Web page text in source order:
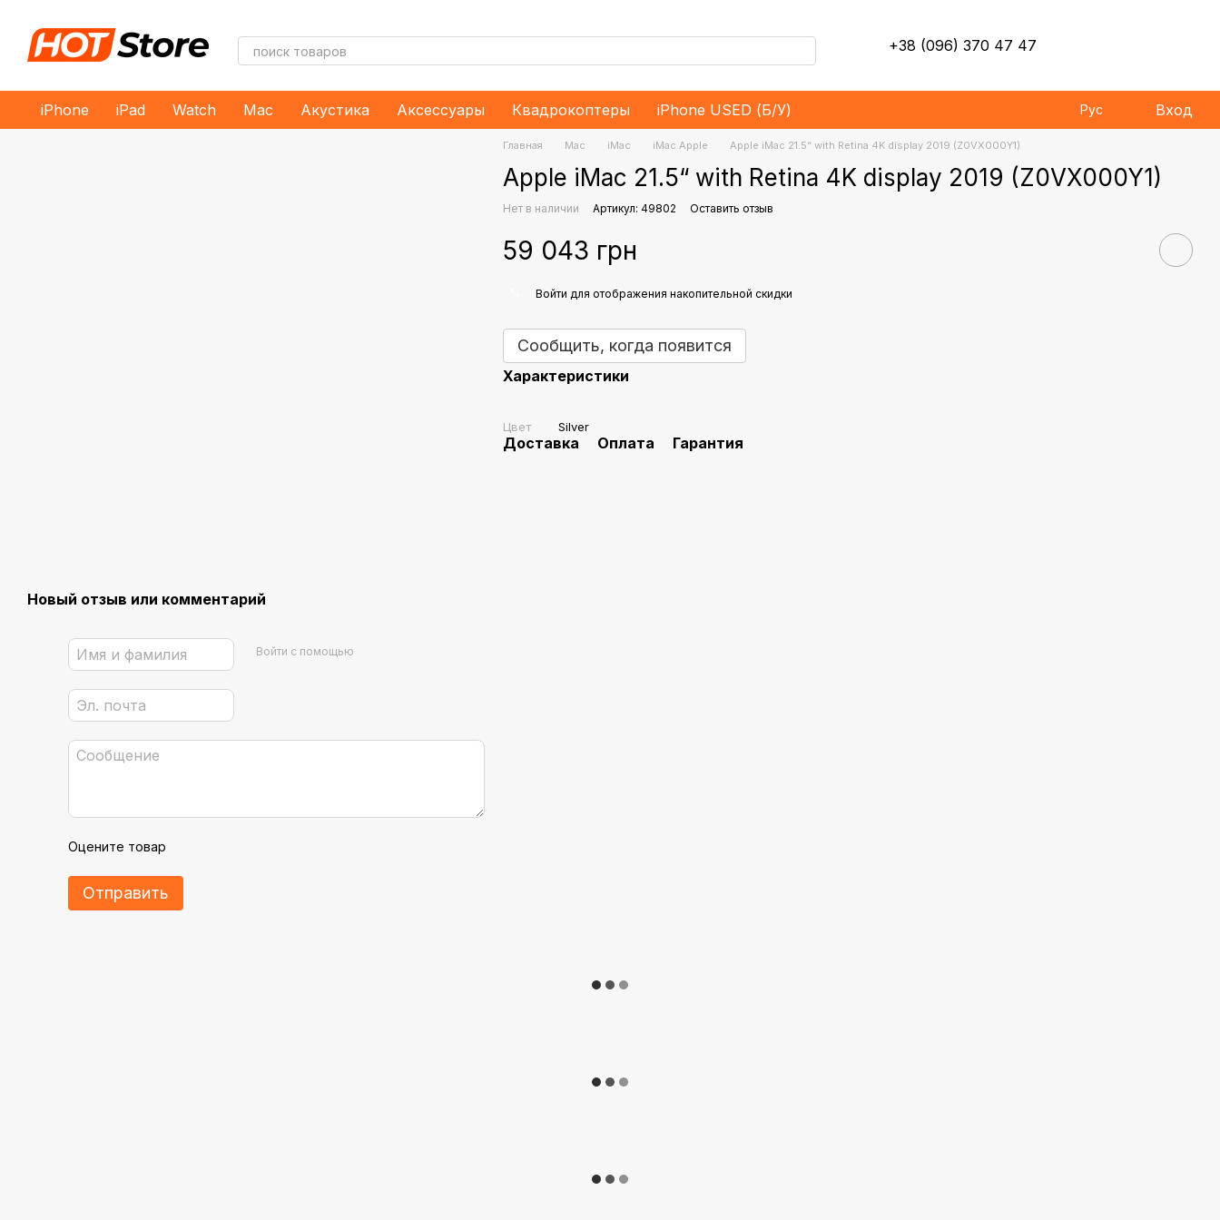
+38 (096) 370 47 47
iPhone iPad Watch Mac Акустика Аксессуары Квадрокоптеры iPhone USED (Б/У) Рус Вход
Новый отзыв или комментарий
Войти с помощью
Оцените товар
Отправить
Главная Mac iMac iMac Apple Apple iMac 21.5“ with Retina 4K display 2019 (Z0VX000Y1)
Apple iMac 21.5“ with Retina 4K display 2019 (Z0VX000Y1)
Нет в наличии Артикул: 49802 Оставить отзыв
59 043 грн
Войти для отображения накопительной скидки
Сообщить, когда появится
Характеристики
Цвет Silver
Доставка Оплата Гарантия